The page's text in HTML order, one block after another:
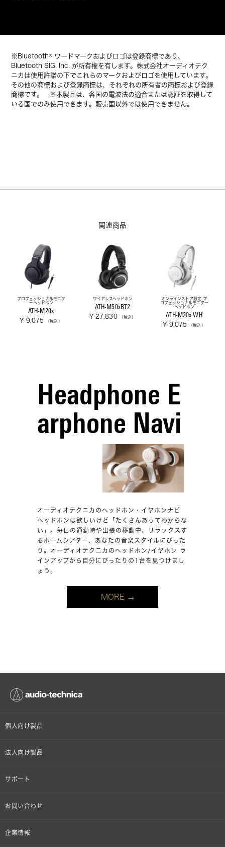
※Bluetooth® ワードマークおよびロゴは登録商標であり、
Bluetooth SIG, Inc. が所有権を有します。株式会社オーディオテク
ニカは使用許諾の下でこれらのマークおよびロゴを使用しています。
その他の商標および登録商標は、それぞれの所有者の商標および登録
商標です。 ※本製品は、各国の電波法の適合または認証を取得して
いる国でのみ使用できます。販売国以外では使用できません。
関連商品
プロフェッショナルモニタ
ーヘッドホン
ATH-M20x
¥ 9,075 （税込）
ワイヤレスヘッドホン
ATH-M50xBT2
¥ 27,830 （税込）
オンラインストア限定 プ
ロフェッショナルモニター
ヘッドホン
ATH-M20x WH
¥ 9,075 （税込）
Headphone E
arphone Navi
オーディオテクニカのヘッドホン・イヤホンナビ
ヘッドホンは欲しいけど「たくさんあってわからな
い」。毎日の通勤時や出張の移動中、リラックスす
るホームシアター、あなたの音楽スタイルにぴった
り。オーディオテクニカのヘッドホン/イヤホン ラ
インアップから自分にぴったりの1台を見つけまし
ょう。
MORE
個人向け製品
オンラインストア限定
法人向け製品
設備音響機器
サポート
個人向け製品サポート
お問い合わせ
その他、メディア 取材関連等のお問い合わせ
企業情報